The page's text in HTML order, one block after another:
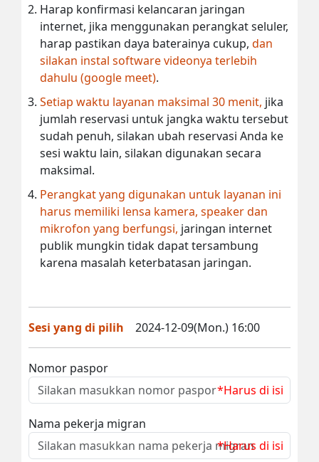
Harap konfirmasi kelancaran jaringan
internet, jika menggunakan perangkat seluler,
harap pastikan daya baterainya cukup, dan
silakan instal software videonya terlebih
dahulu (google meet).
Setiap waktu layanan maksimal 30 menit, jika
jumlah reservasi untuk jangka waktu tersebut
sudah penuh, silakan ubah reservasi Anda ke
sesi waktu lain, silakan digunakan secara
maksimal.
Perangkat yang digunakan untuk layanan ini
harus memiliki lensa kamera, speaker dan
mikrofon yang berfungsi, jaringan internet
publik mungkin tidak dapat tersambung
karena masalah keterbatasan jaringan.
Sesi yang di pilih 2024-12-09(Mon.) 16:00
Nomor paspor
*Harus di isi
Nama pekerja migran
*Harus di isi